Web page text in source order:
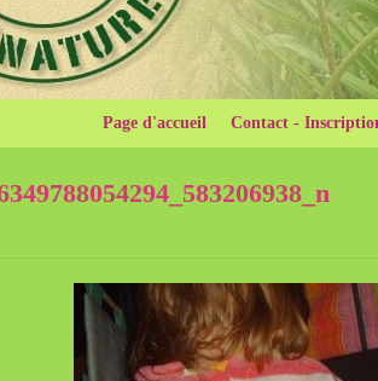
Page d'accueil Contact -